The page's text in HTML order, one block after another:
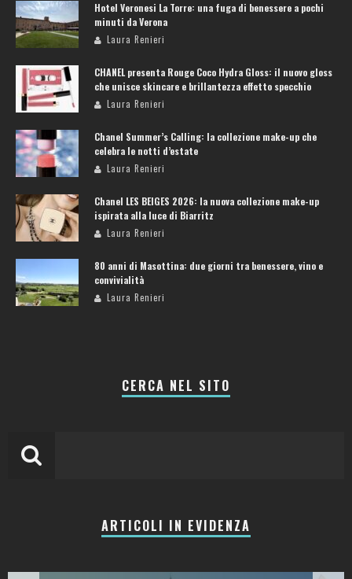
Hotel Veronesi La Torre: una fuga di benessere a pochi
minuti da Verona
Laura Renieri
CHANEL presenta Rouge Coco Hydra Gloss: il nuovo gloss
che unisce skincare e brillantezza effetto specchio
Laura Renieri
Chanel Summer’s Calling: la collezione make-up che
celebra le notti d’estate
Laura Renieri
Chanel LES BEIGES 2026: la nuova collezione make-up
ispirata alla luce di Biarritz
Laura Renieri
80 anni di Masottina: due giorni tra benessere, vino e
convivialità
Laura Renieri
CERCA NEL SITO
ARTICOLI IN EVIDENZA